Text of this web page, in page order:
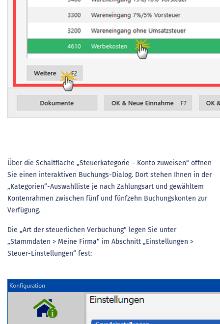
Über die Schaltfläche „Steuerkategorie – Konto zuweisen“ öffnen
Sie einen interaktiven Buchungs-Dialog. Dort stehen Ihnen in der
„Kategorien“-Auswahlliste je nach Zahlungsart und gewähltem
Kontenrahmen zwischen fünf und fünfzehn Buchungskonten zur
Verfügung.
Die „Art der steuerlichen Verbuchung“ legen Sie unter
„Stammdaten > Meine Firma“ im Abschnitt „Einstellungen >
Steuer-Einstellungen“ fest: